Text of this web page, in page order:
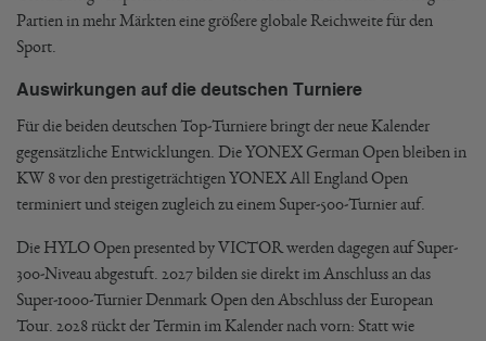
Partien in mehr Märkten eine größere globale Reichweite für den
Sport.
Auswirkungen auf die deutschen Turniere
Für die beiden deutschen Top-Turniere bringt der neue Kalender
gegensätzliche Entwicklungen. Die YONEX German Open bleiben in
KW 8 vor den prestigeträchtigen YONEX All England Open
terminiert und steigen zugleich zu einem Super-500-Turnier auf.
Die HYLO Open presented by VICTOR werden dagegen auf Super-
300-Niveau abgestuft. 2027 bilden sie direkt im Anschluss an das
Super-1000-Turnier Denmark Open den Abschluss der European
Tour. 2028 rückt der Termin im Kalender nach vorn: Statt wie